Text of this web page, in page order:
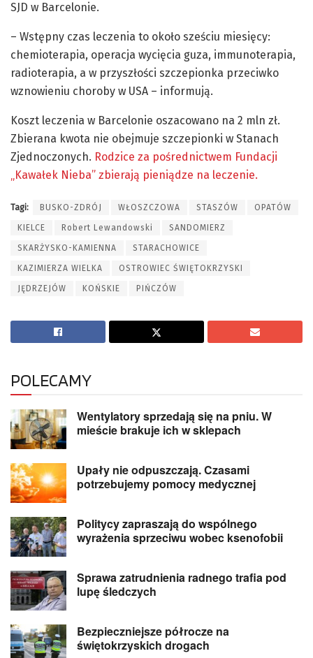
SJD w Barcelonie.
– Wstępny czas leczenia to około sześciu miesięcy:
chemioterapia, operacja wycięcia guza, immunoterapia,
radioterapia, a w przyszłości szczepionka przeciwko
wznowieniu choroby w USA – informują.
Koszt leczenia w Barcelonie oszacowano na 2 mln zł.
Zbierana kwota nie obejmuje szczepionki w Stanach
Zjednoczonych. Rodzice za pośrednictwem Fundacji
„Kawałek Nieba” zbierają pieniądze na leczenie.
Tagi: BUSKO-ZDRÓJ WŁOSZCZOWA STASZÓW OPATÓW
KIELCE Robert Lewandowski SANDOMIERZ
SKARŻYSKO-KAMIENNA STARACHOWICE
KAZIMIERZA WIELKA OSTROWIEC ŚWIĘTOKRZYSKI
JĘDRZEJÓW KOŃSKIE PIŃCZÓW
POLECAMY
Wentylatory sprzedają się na pniu. W
mieście brakuje ich w sklepach
Upały nie odpuszczają. Czasami
potrzebujemy pomocy medycznej
Politycy zapraszają do wspólnego
wyrażenia sprzeciwu wobec ksenofobii
Sprawa zatrudnienia radnego trafia pod
lupę śledczych
Bezpieczniejsze półrocze na
świętokrzyskich drogach